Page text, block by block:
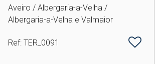
Aveiro / Albergaria-a-Velha /
Albergaria-a-Velha e Valmaior
Ref: TER_0091